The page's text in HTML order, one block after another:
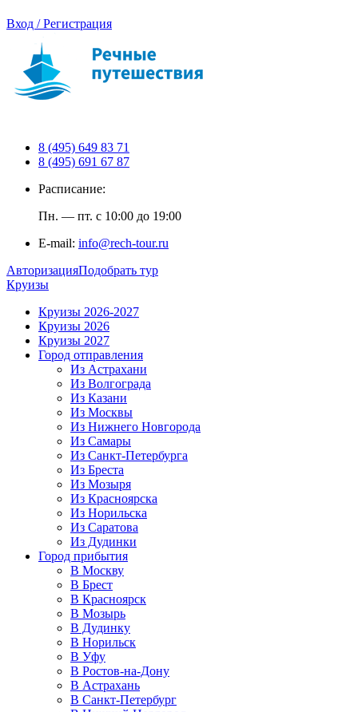
Вход / Регистрация
8 (495) 649 83 71
8 (495) 691 67 87
Расписание:
Пн. — пт. с 10:00 до 19:00
E-mail: info@rech-tour.ru
АвторизацияПодобрать тур
Круизы
Круизы 2026-2027
Круизы 2026
Круизы 2027
Город отправления
Из Астрахани
Из Волгограда
Из Казани
Из Москвы
Из Нижнего Новгорода
Из Самары
Из Санкт-Петербурга
Из Бреста
Из Мозыря
Из Красноярска
Из Норильска
Из Саратова
Из Дудинки
Город прибытия
В Москву
В Брест
В Красноярск
В Мозырь
В Дудинку
В Норильск
В Уфу
В Ростов-на-Дону
В Астрахань
В Санкт-Петербург